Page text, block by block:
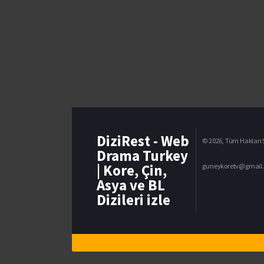
DiziRest - Web
Drama Turkey
| Kore, Çin,
Asya ve BL
Dizileri izle
© 2026, Tüm Hakları